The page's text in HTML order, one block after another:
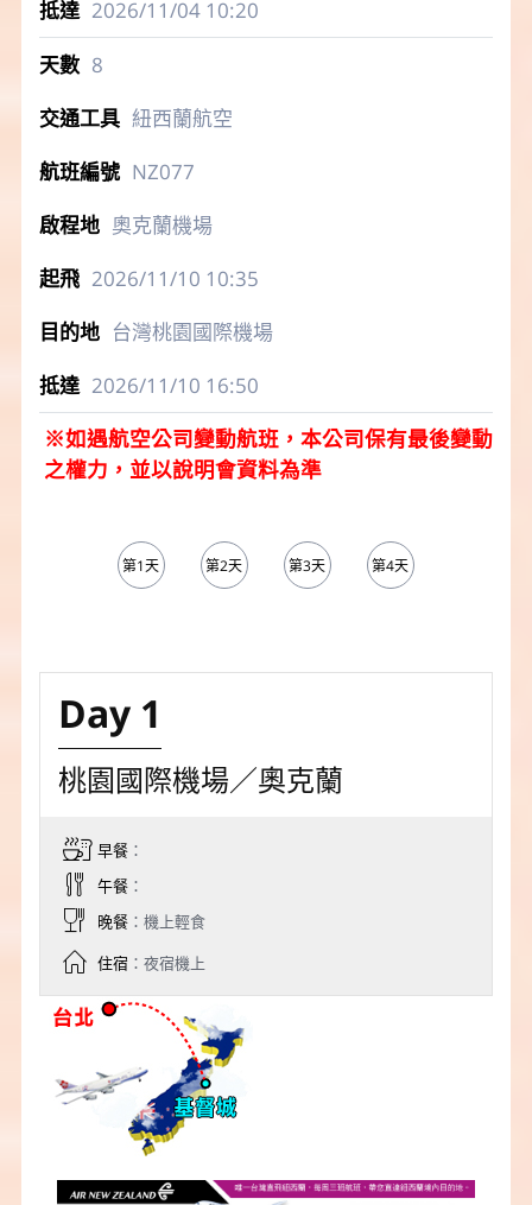
2026/11/0410:20
8
紐西蘭航空
NZ077
奧克蘭機場
2026/11/10 10:35
台灣桃園國際機場
2026/11/10 16:50
※如遇航空公司變動航班，本公司保有最後變動
之權力，並以說明會資料為準
第1天 第2天 第3天 第4天
Day 1
桃園國際機場／奧克蘭
早餐：
午餐：
晚餐：機上輕食
住宿：夜宿機上